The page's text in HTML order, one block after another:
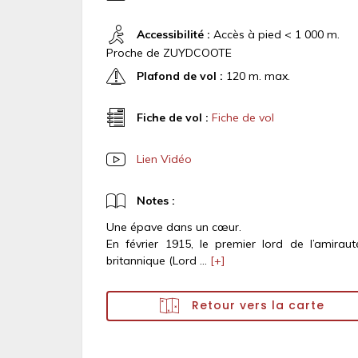
Accessibilité : Accès à pied < 1 000 m.
Proche de ZUYDCOOTE
Plafond de vol : 120 m. max.
Fiche de vol : Fiche de vol
Lien Vidéo
Notes :
Une épave dans un cœur.
En février 1915, le premier lord de
britannique (Lord ... [+]
Retour vers la carte